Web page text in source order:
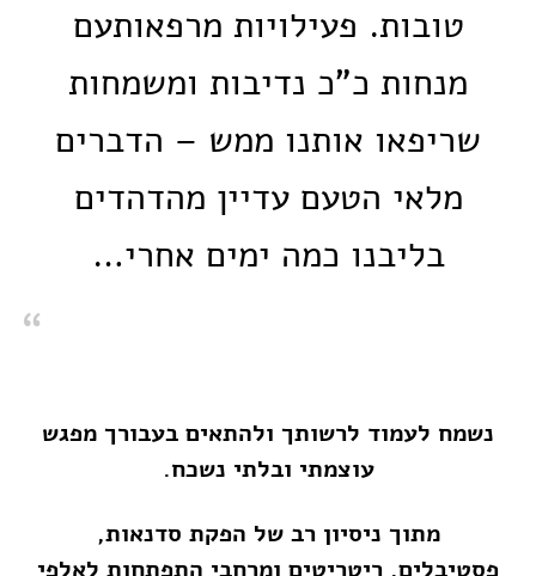
טובות. פעילויות מרפאותעם
מנחות כ"כ נדיבות ומשמחות
שריפאו אותנו ממש – הדברים
מלאי הטעם עדיין מהדהדים
בליבנו כמה ימים אחרי…
נשמח לעמוד לרשותך ולהתאים בעבורך מפגש
עוצמתי ובלתי נשכח.
מתוך ניסיון רב של הפקת סדנאות,